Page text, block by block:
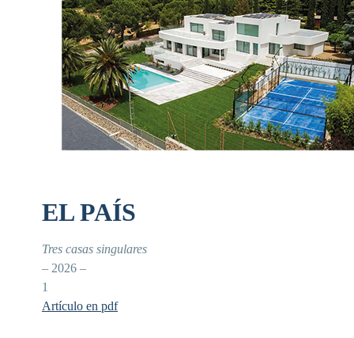
EL PAÍS
Tres casas singulares
– 2026 –
1
Artículo en pdf